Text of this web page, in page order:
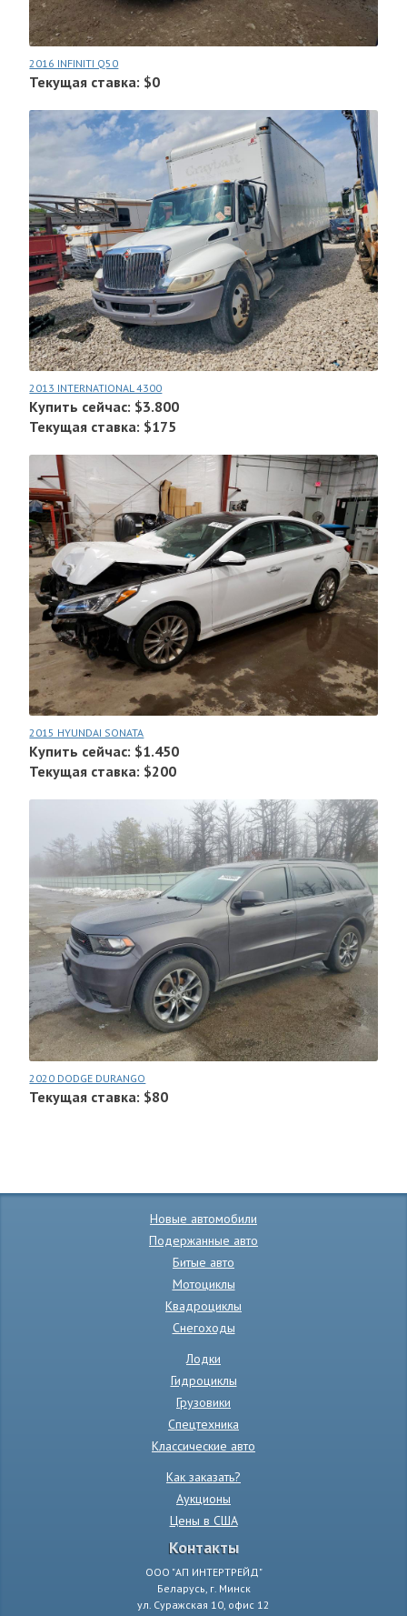
2016 INFINITI Q50
Текущая ставка: $0
2013 INTERNATIONAL 4300
Купить сейчас: $3.800
Текущая ставка: $175
2015 HYUNDAI SONATA
Купить сейчас: $1.450
Текущая ставка: $200
2020 DODGE DURANGO
Текущая ставка: $80
Новые автомобили
Подержанные авто
Битые авто
Мотоциклы
Квадроциклы
Снегоходы
Лодки
Гидроциклы
Грузовики
Спецтехника
Классические авто
Как заказать?
Аукционы
Цены в США
Контакты
ООО "АП ИНТЕРТРЕЙД"
Беларусь, г. Минск
ул. Суражская 10, офис 12